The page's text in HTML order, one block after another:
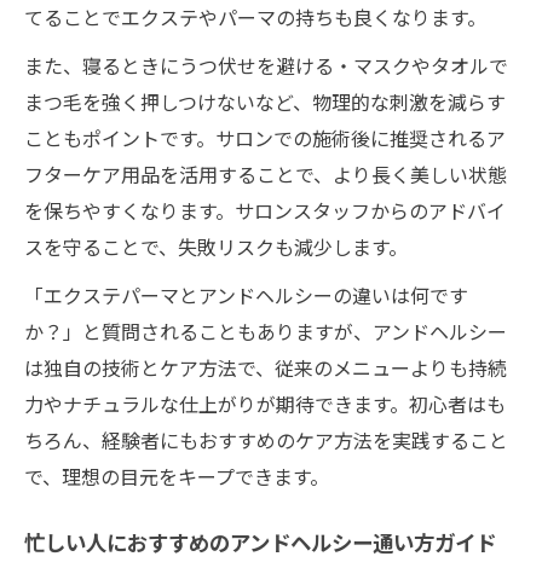
てることでエクステやパーマの持ちも良くなります。
また、寝るときにうつ伏せを避ける・マスクやタオルで
まつ毛を強く押しつけないなど、物理的な刺激を減らす
こともポイントです。サロンでの施術後に推奨されるア
フターケア用品を活用することで、より長く美しい状態
を保ちやすくなります。サロンスタッフからのアドバイ
スを守ることで、失敗リスクも減少します。
「エクステパーマとアンドヘルシーの違いは何です
か？」と質問されることもありますが、アンドヘルシー
は独自の技術とケア方法で、従来のメニューよりも持続
力やナチュラルな仕上がりが期待できます。初心者はも
ちろん、経験者にもおすすめのケア方法を実践すること
で、理想の目元をキープできます。
忙しい人におすすめのアンドヘルシー通い方ガイド